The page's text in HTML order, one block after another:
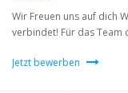
Wir Freuen uns auf dich
verbindet! Für das Team
Jetzt bewerben